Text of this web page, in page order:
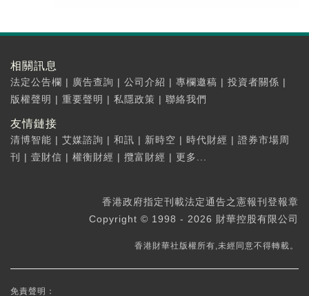
相關訊息
法定公告欄 | 廣告查詢 | 公司介紹 | 專欄邀稿 | 投資者關係 |
版權聲明 | 重要聲明 | 私隱政策 | 聯絡我們
友情鏈接
清博智能 | 艾媒諮詢 | 和訊 | 新時空 | 時代財經 | 證券市場周
刊
| 壹財信 | 權衡財經 | 攬富財經 | 更多...
香港政府指定刊載法定通告之憲報刊登報章
Copyright © 1998 - 2026 財華控股有限公司
香港財華社版權所有,未經同意不得轉載。
免責聲明：